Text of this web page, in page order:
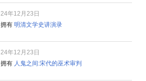
24年12月23日
拥有 明清文学史讲演录
24年12月23日
拥有 人鬼之间:宋代的巫术审判